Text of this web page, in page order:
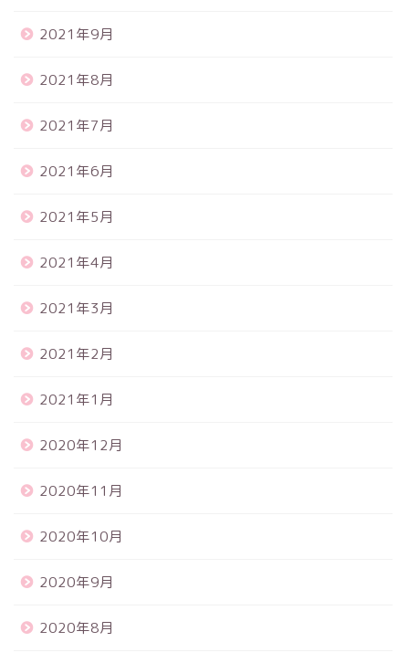
2021年9月
2021年8月
2021年7月
2021年6月
2021年5月
2021年4月
2021年3月
2021年2月
2021年1月
2020年12月
2020年11月
2020年10月
2020年9月
2020年8月